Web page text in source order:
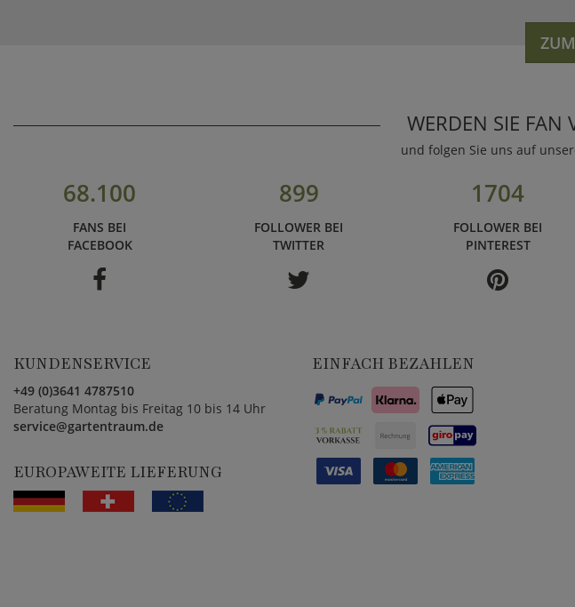
WERDEN SIE FAN
und folgen Sie uns auf
68.100
FANS BEI
FACEBOOK
899
FOLLOWER BEI
TWITTER
1704
FOLLOWER BEI
PINTEREST
KUNDENSERVICE
+49 (0)3641 4787510
Beratung Montag bis Freitag 10 bis 14 Uhr
service@gartentraum.de
EUROPAWEITE LIEFERUNG
EINFACH BEZAHLEN